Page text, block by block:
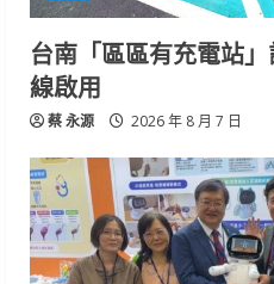
台南「區區有充電站
線啟用
蔡 永源 2026 年 8 月 7 日